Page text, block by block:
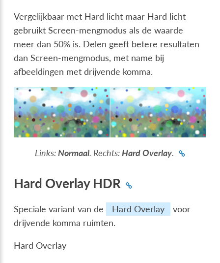
Vergelijkbaar met Hard licht maar Hard licht
gebruikt Screen-mengmodus als de waarde
meer dan 50% is. Delen geeft betere resultaten
dan Screen-mengmodus, met name bij
afbeeldingen met drijvende komma.
Links: Normaal. Rechts: Hard Overlay.
Hard Overlay HDR
Speciale variant van de Hard Overlay
voor
drijvende komma ruimten.
Hard Overlay